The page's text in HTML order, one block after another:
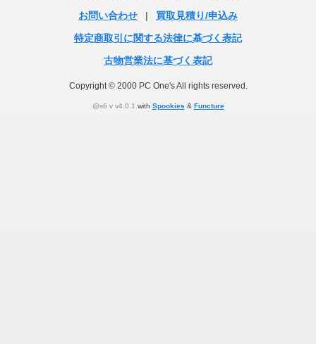
お問い合わせ
|
買取見積り/申込み
特定商取引に関する法律に基づく表記
古物営業法に基づく表記
Copyright © 2000 PC One's All rights reserved.
@s6 v v4.0.1 with Spookies & Functure